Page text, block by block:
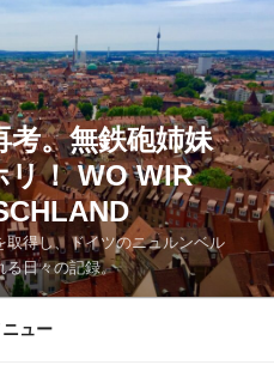
。無鉄砲姉妹
！ WO WIR
得し、ドイツのニュルンベル
る日々の記録。
ニュー